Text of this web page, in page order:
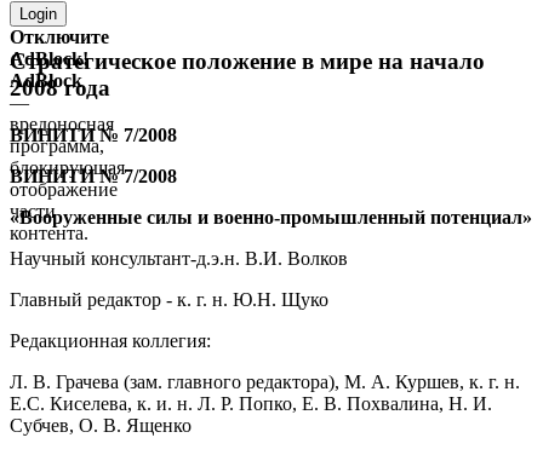
Отключите
AdBlock!
AdBlock
—
вредоносная
программа,
блокирующая
отображение
части
контента.
Стратегическое положение в мире на начало
2008 года
ВИНИТИ № 7/2008
ВИНИТИ № 7/2008
«Вооруженные силы и военно-промышленный потенциал»
Научный консультант-д.э.н. В.И. Волков
Главный редактор - к. г. н. Ю.Н. Щуко
Редакционная коллегия:
Л. В. Грачева (зам. главного редактора), М. А. Куршев, к. г. н.
Е.С. Киселева, к. и. н. Л. Р. Попко, Е. В. Похвалина, Н. И.
Субчев, О. В. Ященко